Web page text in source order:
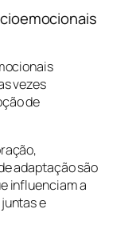
vezes
de
adaptação são
influenciam a
e